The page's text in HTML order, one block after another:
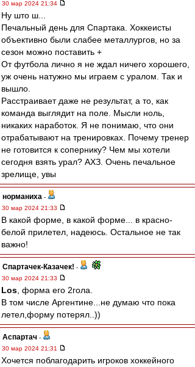
30 мар 2024 21:34
Ну што ш...
Печальный день для Спартака. Хоккеисты
объективно были слабее металлургов, но за
сезон можно поставить +
От футбола лично я не ждал ничего хорошего,
уж очень натужно мы играем с уралом. Так и
вышло.
Расстраивает даже не результат, а то, как
команда выглядит на поле. Мысли ноль,
никаких наработок. Я не понимаю, что они
отрабатывают на тренировках. Почему тренер
не готовится к сопернику? Чем мы хотели
сегодня взять урал? АХЗ. Очень печальное
зрелище, увы
норманиха -
30 мар 2024 21:33
В какой форме, в какой форме... в красно-
белой прилетел, надеюсь. Остальное не так
важно!
Спартачек-Казачек! -
30 мар 2024 21:33
Los , форма его 2гола.
В том числе Аргентине...не думаю что пока
летел,форму потерял..))
Аспартач -
30 мар 2024 21:31
Хочется поблагодарить игроков хоккейного